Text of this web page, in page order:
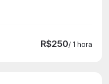
R$250/ 1 hora